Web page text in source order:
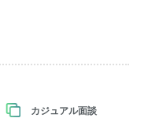
カジュアル面談